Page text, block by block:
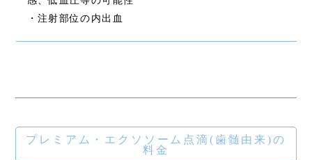
・注射部位の内出血
プレミアム・エクソソーム点滴(歯髄由来)の
料金